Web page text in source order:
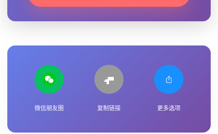
微信朋友圈 复制链接 更多选项